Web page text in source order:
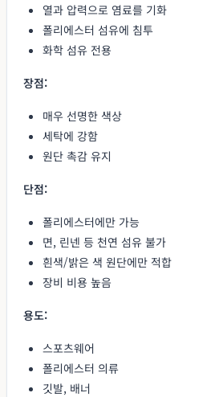
열과 압력으로 염료를 기화
폴리에스터 섬유에 침투
화학 섬유 전용
장점:
매우 선명한 색상
세탁에 강함
원단 촉감 유지
단점:
폴리에스터에만 가능
면, 린넨 등 천연 섬유 불가
흰색/밝은 색 원단에만 적합
장비 비용 높음
용도:
스포츠웨어
폴리에스터 의류
깃발, 배너